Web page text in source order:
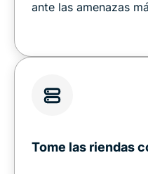
ante las amenazas
Tome las riendas